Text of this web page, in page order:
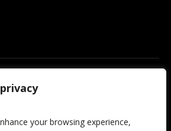
your browsing experience,